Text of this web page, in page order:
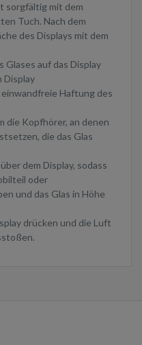
sorgfältig mit dem
Tuch. Nach dem
des Displays mit dem
Glases auf das Display
Display
Haftung des
die Kopfhörer, an denen
die das Glas
dem Display, sodass
oder
und das Glas in Höhe
drücken und die Luft